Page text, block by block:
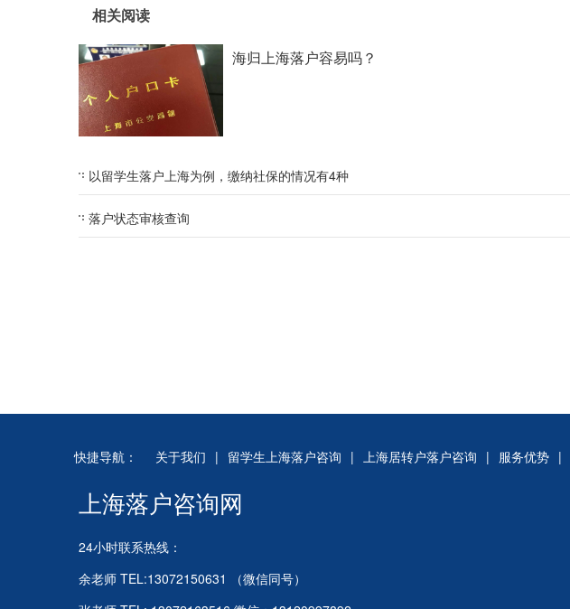
相关阅读
海归上海落户容易吗？
以留学生落户上海为例，缴纳社保的情况有4种
落户状态审核查询
快捷导航： 关于我们 | 留学生上海落户咨询 | 上海居转户落户咨询 | 服务优势 |
上海落户咨询网
24小时联系热线：
余老师 TEL:13072150631 （微信同号）